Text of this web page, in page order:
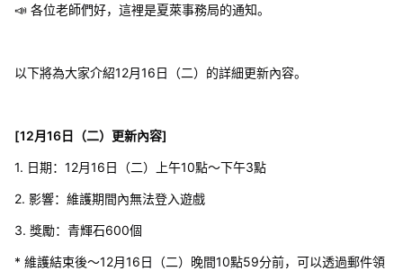
📣 各位老師們好，這裡是夏萊事務局的通知。
以下將為大家介紹12月16日（二）的詳細更新內容。
[12月16日（二）更新內容]
1. 日期：12月16日（二）上午10點～下午3點
2. 影響：維護期間內無法登入遊戲
3. 獎勵：青輝石600個
* 維護結束後～12月16日（二）晚間10點59分前，可以透過郵件領